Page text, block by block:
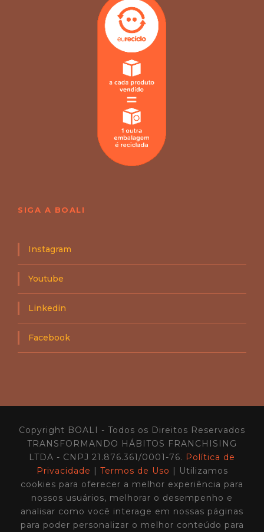
SIGA A BOALI
Instagram
Youtube
Linkedin
Facebook
Copyright BOALI - Todos os Direitos Reservados
TRANSFORMANDO HÁBITOS FRANCHISING
LTDA - CNPJ 21.876.361/0001-76. Política de
Privacidade | Termos de Uso | Utilizamos
cookies para oferecer a melhor experiência para
nossos usuários, melhorar o desempenho e
analisar como você interage em nossas páginas
para poder personalizar o melhor conteúdo para